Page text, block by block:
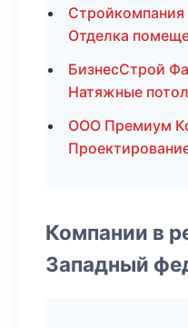
Отделка
БизнесСтрой
Натяжные
ООО Премиум
Компании в
Западный